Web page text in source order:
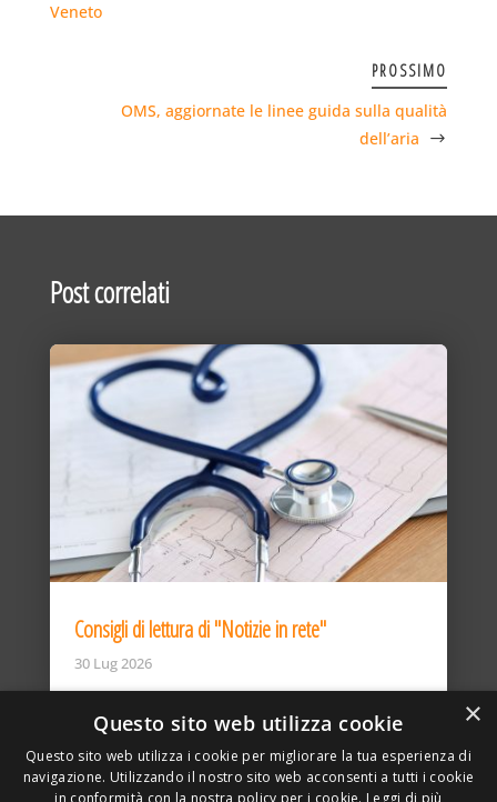
Veneto
PROSSIMO
OMS, aggiornate le linee guida sulla qualità
dell’aria
Post correlati
Consigli di lettura di "Notizie in rete"
30 Lug 2026
×
Questo sito web utilizza cookie
Questo sito web utilizza i cookie per migliorare la tua esperienza di
navigazione. Utilizzando il nostro sito web acconsenti a tutti i cookie
in conformità con la nostra policy per i cookie. Leggi di più